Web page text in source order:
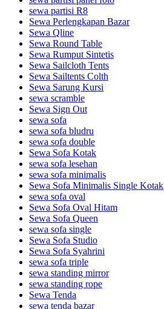
sewa partisi R8
Sewa Perlengkapan Bazar
Sewa Qline
Sewa Round Table
Sewa Rumput Sintetis
Sewa Sailcloth Tents
Sewa Sailtents Colth
Sewa Sarung Kursi
sewa scramble
Sewa Sign Out
sewa sofa
sewa sofa bludru
sewa sofa double
Sewa Sofa Kotak
sewa sofa lesehan
sewa sofa minimalis
Sewa Sofa Minimalis Single Kotak
sewa sofa oval
Sewa Sofa Oval Hitam
Sewa Sofa Queen
sewa sofa single
Sewa Sofa Studio
Sewa Sofa Syahrini
sewa sofa triple
sewa standing mirror
sewa standing rope
Sewa Tenda
sewa tenda bazar